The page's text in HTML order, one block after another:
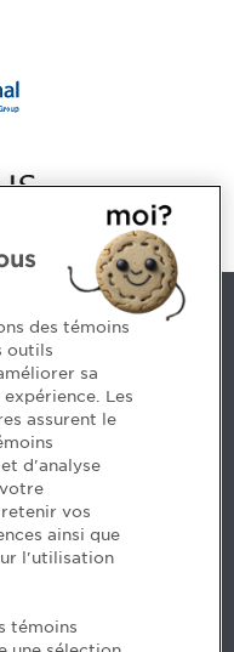
(Québec)
your career? See
des témoins
outils
sa
Les
assurent le
d'analyse
vos
ainsi que
l'utilisation
témoins